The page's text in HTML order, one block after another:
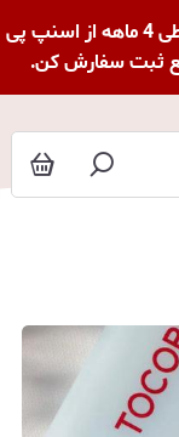
تخفیفات ویژه لوناآنلاین شروع شد-با خرید قسطی 4 ماهه از اسنپ پی
ثبت سفارش کن.